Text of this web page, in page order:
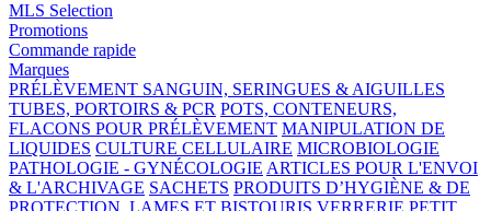
MLS Selection
Promotions
Commande rapide
Marques
PRÉLÈVEMENT SANGUIN, SERINGUES & AIGUILLES
TUBES, PORTOIRS & PCR POTS, CONTENEURS,
FLACONS POUR PRÉLÈVEMENT MANIPULATION DE
LIQUIDES CULTURE CELLULAIRE MICROBIOLOGIE
PATHOLOGIE - GYNÉCOLOGIE ARTICLES POUR L'ENVOI
& L'ARCHIVAGE SACHETS PRODUITS D’HYGIÈNE & DE